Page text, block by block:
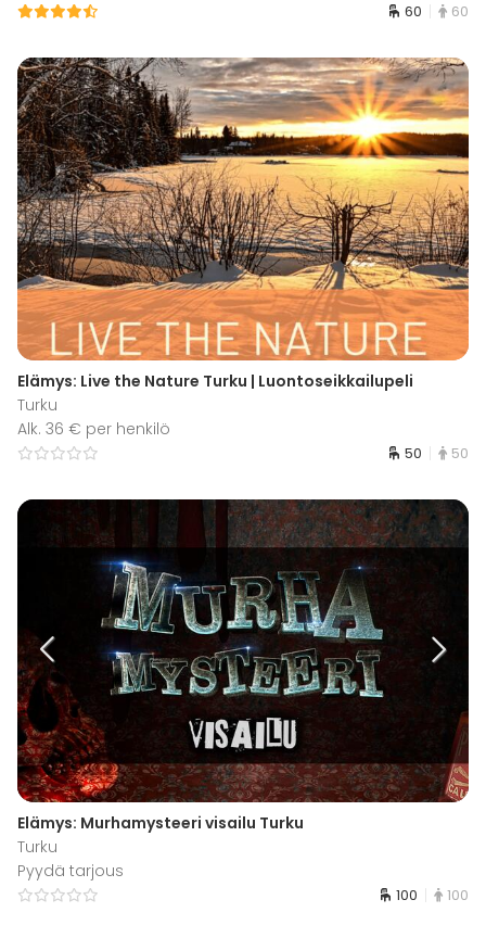
60 60
Elämys: Live the Nature Turku | Luontoseikkailupeli
Turku
Alk. 36 € per henkilö
50 50
Elämys: Murhamysteeri visailu Turku
Turku
Pyydä tarjous
100 100